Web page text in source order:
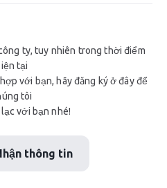
ty, tuy nhiên trong thời điểm
tại
với bạn, hãy đăng ký ở đây để
tôi
với bạn nhé!
thông tin